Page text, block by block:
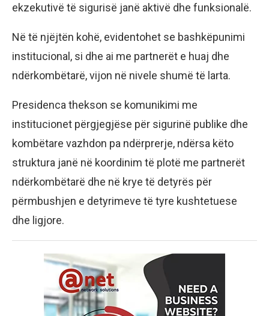
ekzekutivë të sigurisë janë aktivë dhe funksionalë.
Në të njëjtën kohë, evidentohet se bashkëpunimi
institucional, si dhe ai me partnerët e huaj dhe
ndërkombëtarë, vijon në nivele shumë të larta.
Presidenca thekson se komunikimi me
institucionet përgjegjëse për sigurinë publike dhe
kombëtare vazhdon pa ndërprerje, ndërsa këto
struktura janë në koordinim të plotë me partnerët
ndërkombëtarë dhe në krye të detyrës për
përmbushjen e detyrimeve të tyre kushtetuese
dhe ligjore.